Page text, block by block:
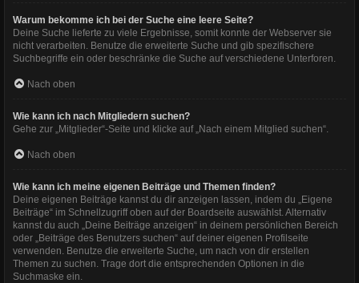
Warum bekomme ich bei der Suche eine leere Seite?
Deine Suche lieferte zu viele Ergebnisse, somit konnte der Webserver sie
nicht verarbeiten. Benutze die erweiterte Suche und gib spezifischere
Suchbegriffe ein oder beschränke die Suche auf verschiedene Unterforen.
Nach oben
Wie kann ich nach Mitgliedern suchen?
Gehe zur „Mitglieder“-Seite und klicke auf „Nach einem Mitglied suchen“.
Nach oben
Wie kann ich meine eigenen Beiträge und Themen finden?
Deine eigenen Beiträge kannst du dir anzeigen lassen, indem du „Eigene
Beiträge“ im Schnellzugriff oben auf der Boardseite auswählst. Alternativ
kannst du auch „Deine Beiträge anzeigen“ in deinem persönlichen Bereich
oder „Beiträge des Benutzers suchen“ auf deiner eigenen Profilseite
verwenden. Benutze die erweiterte Suche, um nach von dir erstellen
Themen zu suchen. Trage dort die entsprechenden Optionen in die
Suchmaske ein.